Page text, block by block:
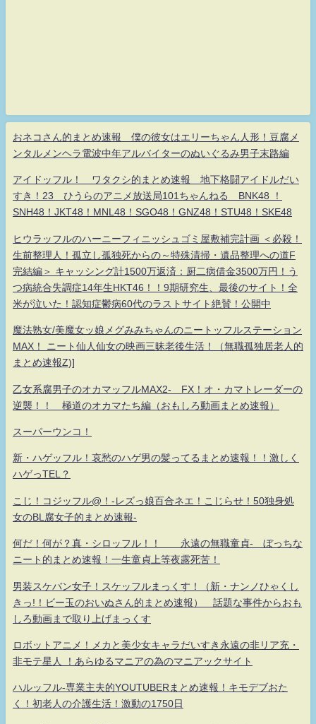
おネコさん的まとめ速報 僕の彼女はエリーちゃん人形！豆腐メ
ンタルメンヘラ電波中年アルバイターのぬいぐるみ男子末路編
アイドッフル！ ワタクシ的まとめ速報 地下格闘アイドルだい
すき！23 ひうらのアニメ放送局101ちゃんねる BNK48 ！
SNH48！JKT48！MNL48！SGO48！GNZ48！STU48！SKE48
ヒウラッフルのハーニーフィニッシュゴミ屋敷補完計画 ＜必殺！
生前整理人！孤立し孤独死からの～特殊清掃・遺品整理への道F
完結編＞ キャッシング計1500万返済：厨二病借金3500万円！う
つ病統合失調症14年生HKT46！！9期研究生、最後のサイト！全
米が泣いた！認知症鬱病60代のラストサイト絶賛！公開中
魔法熟女/美魔女ッ娘メグみみちゃんのニートッフルステーション
MAX！ ニート仙人仙女の映画三昧老後生活！（無職孤独居老人的
まとめ速報Z)]
乙女系腐男子のオカマッフルMAX2- FX！オ・カマトレーダーの
逆襲！！ 極道のオカマたち編（おもしろ動画まとめ速報）
スーパーウンコ！
新・ハゲッフル！哀愁のハゲ男の髪ってるまとめ速報！！激しく
ハゲっTEL？
こじ！コジッフル@！-レズっ娘百合ネエ！こじらせ！50独身処
女のBL腐女子的まとめ速報-
何だ！何が？真・シロッフル！！ 永遠の無職童貞- ぼっちな
ニート的まとめ速報！一生童貞上等夜露死苦！
男装スケバン女子！スケッフルまっくす！（新・ナンノひゃくし
きっ!！ビー玉のおいぬさん的まとめ速報） 話題な事件からおも
しろ動画まで取り上げまっくす
ロボットアニメ！メカと美少女キャラだいすき永遠の非リア充・
非モテ星人 ！あらゆるマニアの為のマニアックサイト
ハルッフル-専業主夫的YOUTUBERまとめ速報！キモデブおた
く！初老人の介護生活！激動の1750日